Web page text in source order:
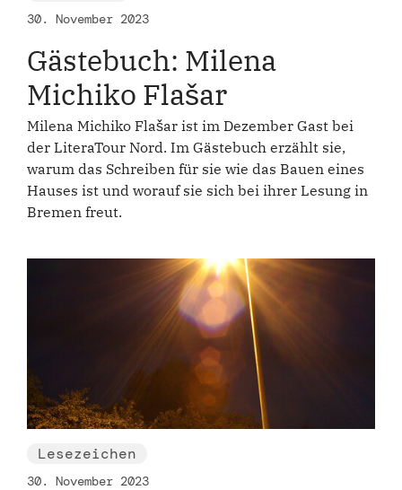
30. November 2023
Gästebuch: Milena
Michiko Flašar
Milena Michiko Flašar ist im Dezember Gast bei
der LiteraTour Nord. Im Gästebuch erzählt sie,
warum das Schreiben für sie wie das Bauen eines
Hauses ist und worauf sie sich bei ihrer Lesung in
Bremen freut.
Lesezeichen
30. November 2023